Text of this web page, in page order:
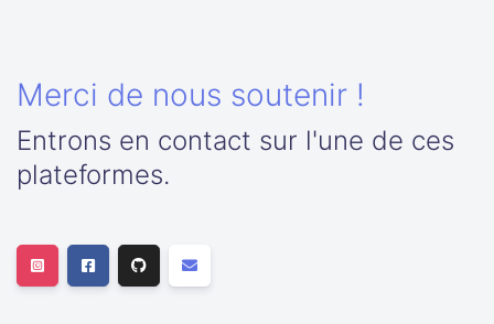
Merci de nous soutenir !
Entrons en contact sur l'une de ces
plateformes.